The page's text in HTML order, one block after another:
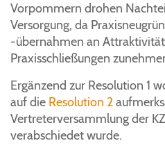
Vorpommern drohen
Versorgung, da
-übernahmen an
Praxisschließungen
Ergänzend zur Resolution 1
auf die Resolution 2
Vertreterversammlung der
verabschiedet wurde.